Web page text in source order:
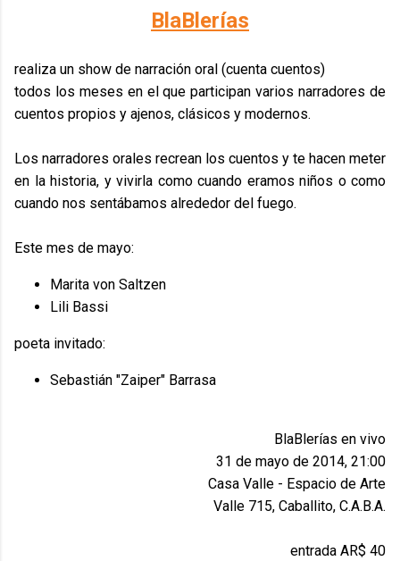
BlaBlerías
realiza un show de narración oral (cuenta cuentos)
todos los meses en el que participan varios narradores de
cuentos propios y ajenos, clásicos y modernos.
Los narradores orales recrean los cuentos y te hacen meter
en la historia, y vivirla como cuando eramos niños o como
cuando nos sentábamos alrededor del fuego.
Este mes de mayo:
Marita von Saltzen
Lili Bassi
poeta invitado:
Sebastián "Zaiper" Barrasa
BlaBlerías en vivo
31 de mayo de 2014, 21:00
Casa Valle - Espacio de Arte
Valle 715, Caballito, C.A.B.A.
entrada AR$ 40